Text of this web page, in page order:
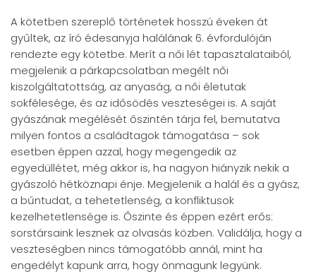
A kötetben szereplő történetek hosszú éveken át
gyűltek, az író édesanyja halálának 6. évfordulóján
rendezte egy kötetbe. Merít a női lét tapasztalataiból,
megjelenik a párkapcsolatban megélt női
kiszolgáltatottság, az anyaság, a női életutak
sokfélesége, és az idősödés veszteségei is. A saját
gyászának megélését őszintén tárja fel, bemutatva
milyen fontos a családtagok támogatása – sok
esetben éppen azzal, hogy megengedik az
egyedüllétet, még akkor is, ha nagyon hiányzik nekik a
gyászoló hétköznapi énje. Megjelenik a halál és a gyász,
a bűntudat, a tehetetlenség, a konfliktusok
kezelhetetlensége is. Őszinte és éppen ezért erős:
sorstársaink lesznek az olvasás közben. Validálja, hogy a
veszteségben nincs támogatóbb annál, mint ha
engedélyt kapunk arra, hogy önmagunk legyünk.